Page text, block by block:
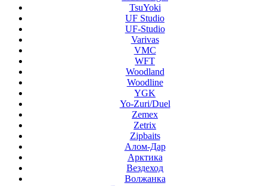
TsuYoki
UF Studio
UF-Studio
Varivas
VMC
WFT
Woodland
Woodline
YGK
Yo-Zuri/Duel
Zemex
Zetrix
Zipbaits
Алом-Дар
Арктика
Вездеход
Волжанка